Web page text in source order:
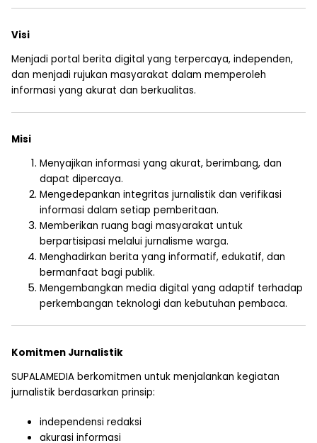
Visi
Menjadi portal berita digital yang terpercaya, independen,
dan menjadi rujukan masyarakat dalam memperoleh
informasi yang akurat dan berkualitas.
Misi
Menyajikan informasi yang akurat, berimbang, dan
dapat dipercaya.
Mengedepankan integritas jurnalistik dan verifikasi
informasi dalam setiap pemberitaan.
Memberikan ruang bagi masyarakat untuk
berpartisipasi melalui jurnalisme warga.
Menghadirkan berita yang informatif, edukatif, dan
bermanfaat bagi publik.
Mengembangkan media digital yang adaptif terhadap
perkembangan teknologi dan kebutuhan pembaca.
Komitmen Jurnalistik
SUPALAMEDIA berkomitmen untuk menjalankan kegiatan
jurnalistik berdasarkan prinsip:
independensi redaksi
akurasi informasi